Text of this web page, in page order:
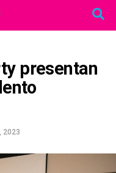
presentan
2023